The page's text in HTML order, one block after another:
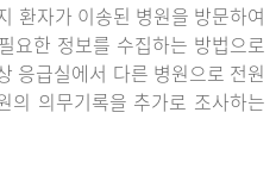
환자가 이송된 병원을 방문하여
요한 정보를 수집하는 방법으로
응급실에서 다른 병원으로 전원
의 의무기록을 추가로 조사하는